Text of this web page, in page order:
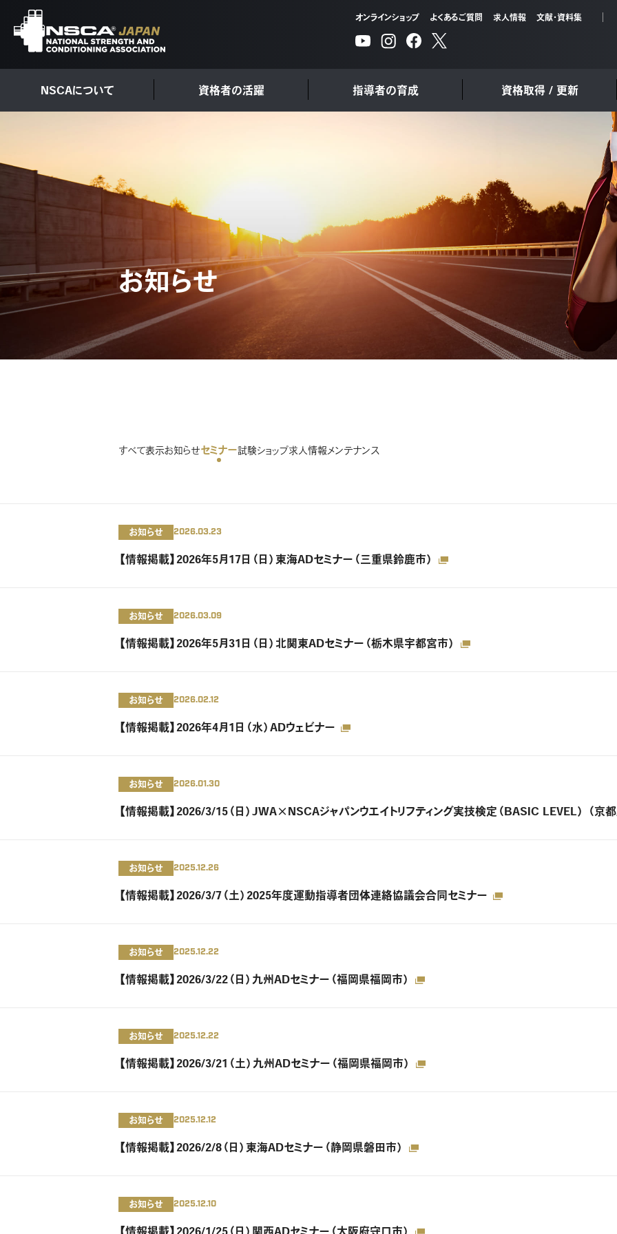
オンラインショップ よくあるご質問 求人情報 文献・資料集
NSCAについて 資格者の活躍 指導者の育成 資格取得 / 更新
お知らせ
すべて表示お知らせセミナー試験ショップ求人情報 メンテナンス
お知らせ 2026.03.23
【情報掲載】2026年5月17日（日）東海ADセミナー（三重県鈴鹿市）
お知らせ 2026.03.09
【情報掲載】2026年5月31日（日）北関東ADセミナー（栃木県宇都宮市）
お知らせ 2026.02.12
【情報掲載】2026年4月1日（水）ADウェビナー
お知らせ 2026.01.30
【情報掲載】2026/3/15（日）JWA×NSCAジャパンウエイトリフティング実技検定（BASIC LEVEL） （京都
お知らせ 2025.12.26
【情報掲載】2026/3/7（土）2025年度運動指導者団体連絡協議会合同セミナー
お知らせ 2025.12.22
【情報掲載】2026/3/22（日）九州ADセミナー（福岡県福岡市）
お知らせ 2025.12.22
【情報掲載】2026/3/21（土）九州ADセミナー（福岡県福岡市）
お知らせ 2025.12.12
【情報掲載】2026/2/8（日）東海ADセミナー（静岡県磐田市）
お知らせ 2025.12.10
【情報掲載】2026/1/25（日）関西ADセミナー（大阪府守口市）